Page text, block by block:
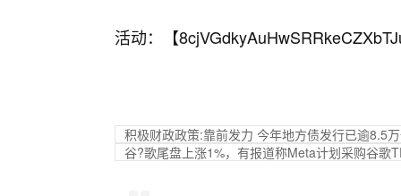
活动：【
积极财政政策:靠前发力 今年地方债发行已逾8.5
谷?歌尾盘上涨1%，有报道称Meta计划采购谷歌